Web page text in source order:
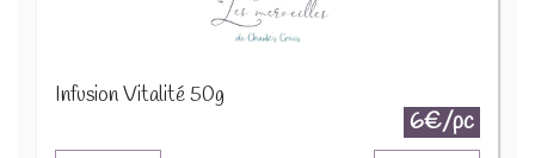
Infusion Vitalité 50g
6€/pc